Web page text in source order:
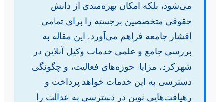
می‌شود، بلکه امکان بهره‌مندی از دانش
حقوقی متخصصین برجسته را برای تمامی
اقشار جامعه فراهم می‌آورد. این مقاله به
بررسی جامع و علمی خدمات وکیل آنلاین در
شهرکرد، مزایا، حوزه‌های فعالیت، و چگونگی
دسترسی به این خدمات خواهد پرداخت و
رهیافت‌هایی نوین در دسترسی به عدالت را